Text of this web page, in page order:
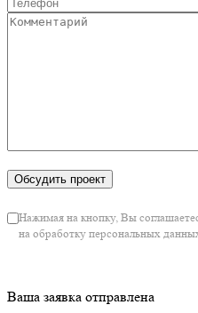
Нажимая на кнопку, Вы
на обработку персональных
Ваша заявка отправлена